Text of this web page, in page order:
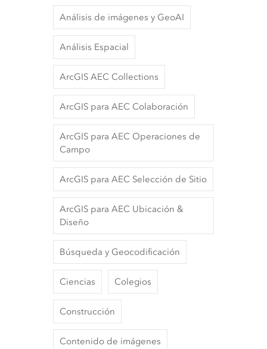
Análisis de imágenes y GeoAI
Análisis Espacial
ArcGIS AEC Collections
ArcGIS para AEC Colaboración
ArcGIS para AEC Operaciones de
Campo
ArcGIS para AEC Selección de Sitio
ArcGIS para AEC Ubicación &
Diseño
Búsqueda y Geocodificación
Ciencias Colegios
Construcción
Contenido de imágenes